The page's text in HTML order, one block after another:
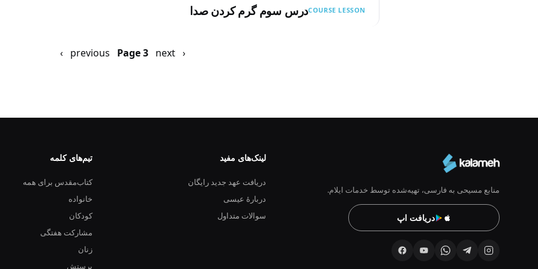
COURSE LESSONدرس سوم گرم کردن صدا
Previous
‹ previous
Page 3
صفحه next ›
منابع مسیحی به فارسی، تهیه‌شده توسط خدمات ایلام.
دریافت اپ
لینک‌های مفید
دریافت عهد جدید رایگان
دربارهٔ عیسی
سوالات متداول
تیم‌های کلمه
کتاب‌مقدس برای همه
خانواده
کودکان
مشارکت هفتگی
زنان
پرستش